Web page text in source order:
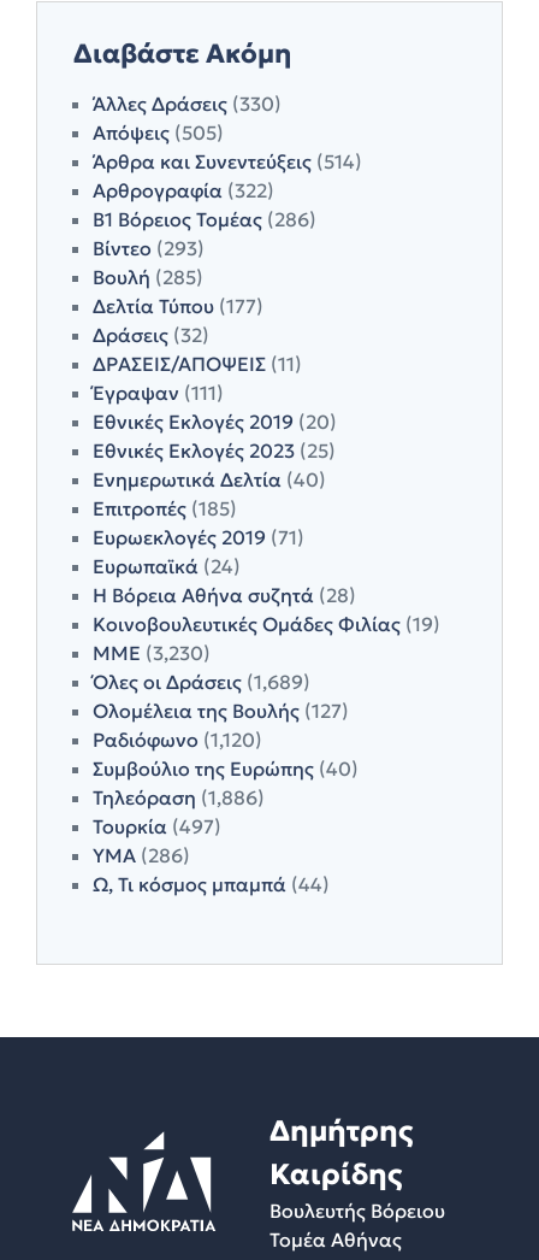
Διαβάστε Ακόμη
Άλλες Δράσεις (330)
Απόψεις (505)
Άρθρα και Συνεντεύξεις (514)
Αρθρογραφία (322)
Β1 Βόρειος Τομέας (286)
Βίντεο (293)
Βουλή (285)
Δελτία Τύπου (177)
Δράσεις (32)
ΔΡΑΣΕΙΣ/ΑΠΟΨΕΙΣ (11)
Έγραψαν (111)
Εθνικές Εκλογές 2019 (20)
Εθνικές Εκλογές 2023 (25)
Ενημερωτικά Δελτία (40)
Επιτροπές (185)
Ευρωεκλογές 2019 (71)
Ευρωπαϊκά (24)
Η Βόρεια Αθήνα συζητά (28)
Κοινοβουλευτικές Ομάδες Φιλίας (19)
ΜΜΕ (3,230)
Όλες οι Δράσεις (1,689)
Ολομέλεια της Βουλής (127)
Ραδιόφωνο (1,120)
Συμβούλιο της Ευρώπης (40)
Τηλεόραση (1,886)
Τουρκία (497)
ΥΜΑ (286)
Ω, Τι κόσμος μπαμπά (44)
Δημήτρης
Καιρίδης
Βουλευτής Βόρειου
Τομέα Αθήνας